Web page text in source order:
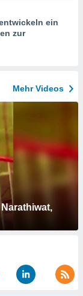
ein
zur
Mehr Videos